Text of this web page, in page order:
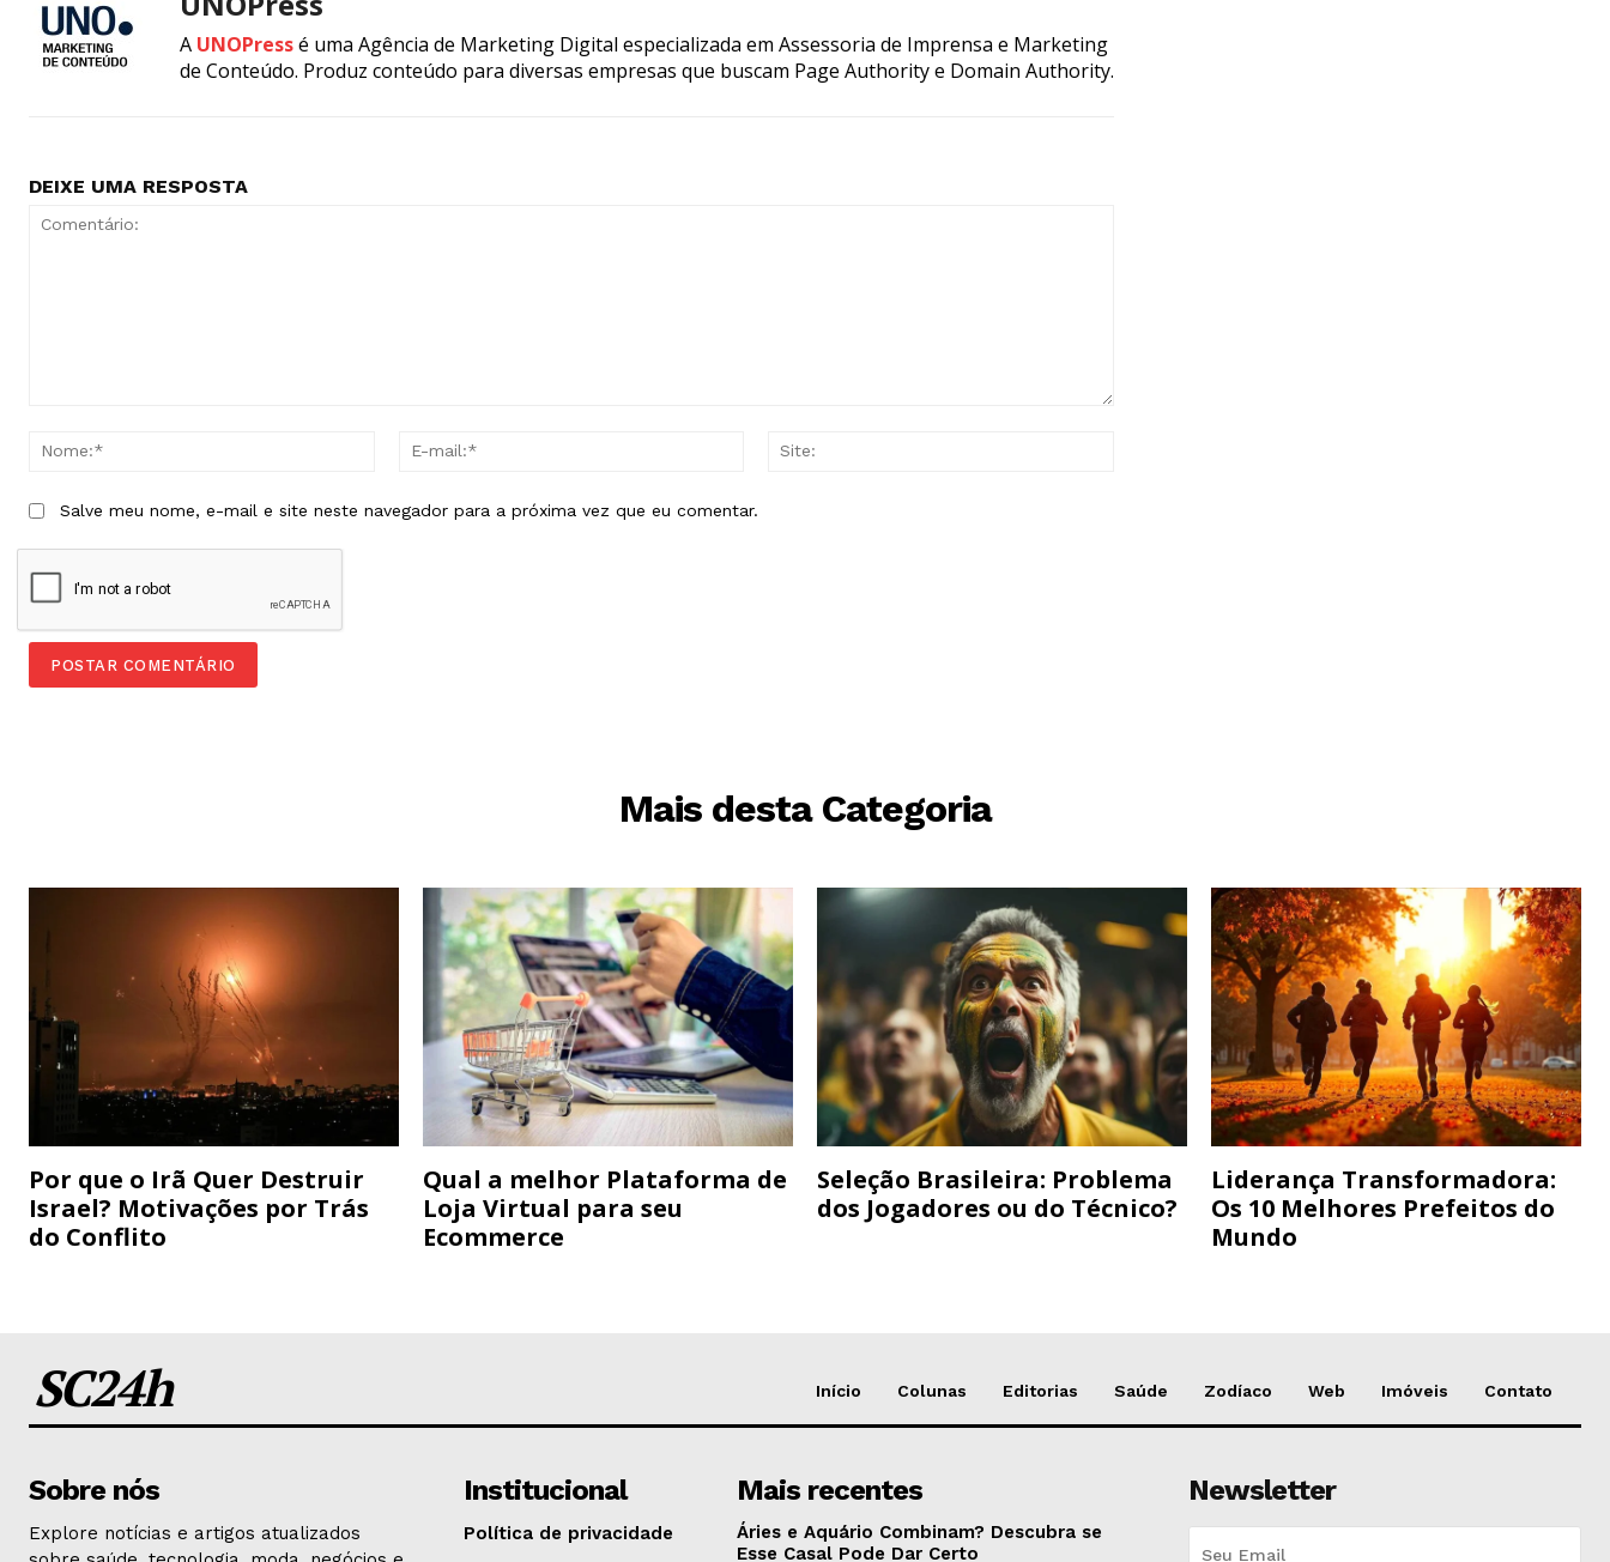
A UNOPressé uma Agência de Marketing Digital especializada em Assessoria de Imprensa e Marketing
de Conteúdo. Produz conteúdo para diversas empresas que buscam Page Authority e Domain Authority.
DEIXE UMA RESPOSTA
Nome:*
Salve meu nome, e-mail e site neste navegador para a próxima vez que eu comentar.
Mais desta Categoria
Por que o Irã Quer Destruir
Israel? Motivações por Trás
do Conflito
Qual a melhor Plataforma de
Loja Virtual para seu
Ecommerce
Seleção Brasileira: Problema
dos Jogadores ou do Técnico?
Liderança Transformadora:
Os 10 Melhores Prefeitos do
Mundo
SC24h Início Colunas Editorias Saúde Zodíaco Web Imóveis Contato
Sobre nós
Explore notícias e artigos atualizados
Institucional
Política de privacidade
Mais recentes
Áries e Aquário Combinam? Descubra se
Esse Casal Pode Dar Certo
Newsletter